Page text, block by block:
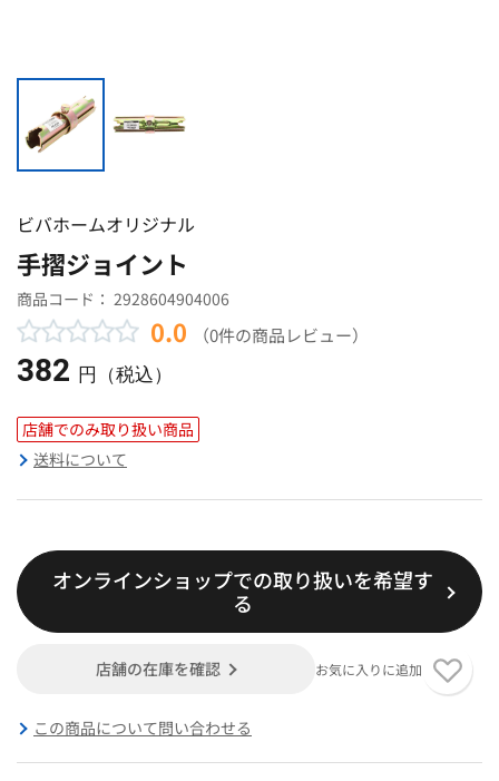
ビバホームオリジナル
手摺ジョイント
商品コード： 2928604904006
0.0 （0件の商品レビュー）
382 円（税込）
店舗でのみ取り扱い商品
送料について
オンラインショップでの取り扱いを希望す
る
店舗の在庫を確認 お気に入りに追加
この商品について問い合わせる